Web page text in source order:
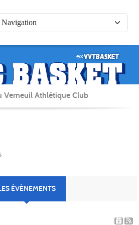
Verneuil Athlétique Club
ÉVÈNEMENTS